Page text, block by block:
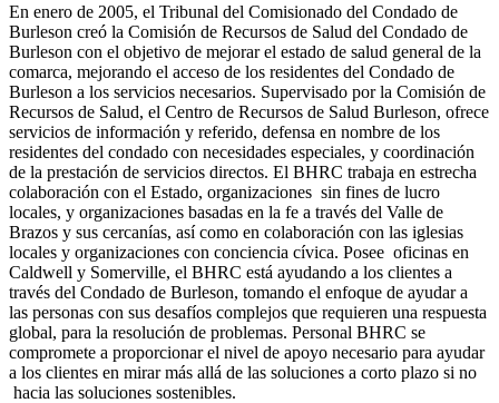
En enero de 2005, el Tribunal del Comisionado del Condado de
Burleson creó la Comisión de Recursos de Salud del Condado de
Burleson con el objetivo de mejorar el estado de salud general de la
comarca, mejorando el acceso de los residentes del Condado de
Burleson a los servicios necesarios. Supervisado por la Comisión de
Recursos de Salud, el Centro de Recursos de Salud Burleson, ofrece
servicios de información y referido, defensa en nombre de los
residentes del condado con necesidades especiales, y coordinación
de la prestación de servicios directos. El BHRC trabaja en estrecha
colaboración con el Estado, organizaciones sin fines de lucro
locales, y organizaciones basadas en la fe a través del Valle de
Brazos y sus cercanías, así como en colaboración con las iglesias
locales y organizaciones con conciencia cívica. Posee oficinas en
Caldwell y Somerville, el BHRC está ayudando a los clientes a
través del Condado de Burleson, tomando el enfoque de ayudar a
las personas con sus desafíos complejos que requieren una respuesta
global, para la resolución de problemas. Personal BHRC se
compromete a proporcionar el nivel de apoyo necesario para ayudar
a los clientes en mirar más allá de las soluciones a corto plazo si no
hacia las soluciones sostenibles.